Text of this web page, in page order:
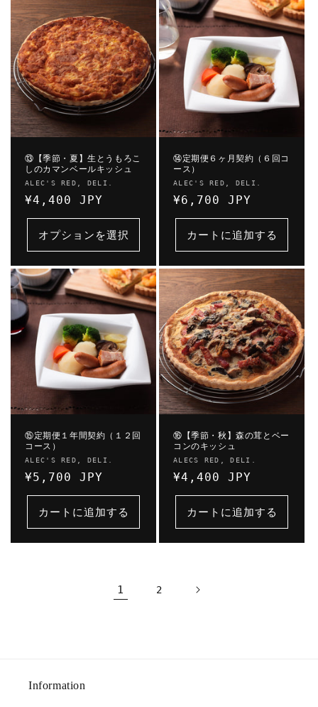
⑬【季節・夏】生とうもろこ
しのカマンベールキッシュ
販
売
ALEC'S RED, DELI.
通
常
格
¥4,400 JPY
オプションを選択
⑭定期便６ヶ月契約（６回コ
ース）
販
売
ALEC'S RED, DELI.
通
常
格
¥6,700 JPY
カートに追加する
⑮定期便１年間契約（１２回
コース）
販
売
ALEC'S RED, DELI.
通
常
格
¥5,700 JPY
カートに追加する
⑯【季節・秋】森の茸とベー
コンのキッシュ
販
売
ALECS RED, DELI.
通
常
格
¥4,400 JPY
カートに追加する
1 2
Information